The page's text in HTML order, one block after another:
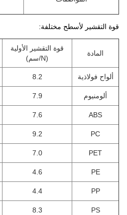
قوة التقشير لأسطح مختلفة:
المادة
قوة التقشير الأولية
(N/سم)
ألواح فولاذية 8.2
ألومنيوم 7.9
ABS
7.6
PC
9.2
PET
7.0
PE
4.6
PP
4.4
PS
8.3